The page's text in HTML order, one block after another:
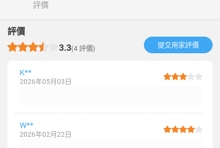
評價
評價
3.3(4 評價) 提交用家評價​
K**
2026年05月03日
W**
2026年02月22日